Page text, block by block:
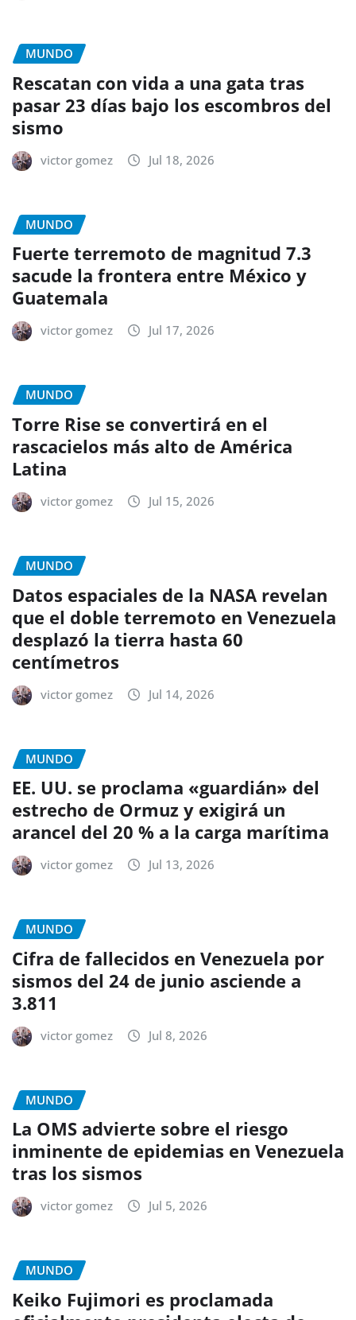
MUNDO
Rescatan con vida a una gata tras
pasar 23 días bajo los escombros del
sismo
victor gomez Jul 18, 2026
MUNDO
Fuerte terremoto de magnitud 7.3
sacude la frontera entre México y
Guatemala
victor gomez Jul 17, 2026
MUNDO
Torre Rise se convertirá en el
rascacielos más alto de América
Latina
victor gomez Jul 15, 2026
MUNDO
Datos espaciales de la NASA revelan
que el doble terremoto en Venezuela
desplazó la tierra hasta 60
centímetros
victor gomez Jul 14, 2026
MUNDO
EE. UU. se proclama «guardián» del
estrecho de Ormuz y exigirá un
arancel del 20 % a la carga marítima
victor gomez Jul 13, 2026
MUNDO
Cifra de fallecidos en Venezuela por
sismos del 24 de junio asciende a
3.811
victor gomez Jul 8, 2026
MUNDO
La OMS advierte sobre el riesgo
inminente de epidemias en Venezuela
tras los sismos
victor gomez Jul 5, 2026
MUNDO
Keiko Fujimori es proclamada